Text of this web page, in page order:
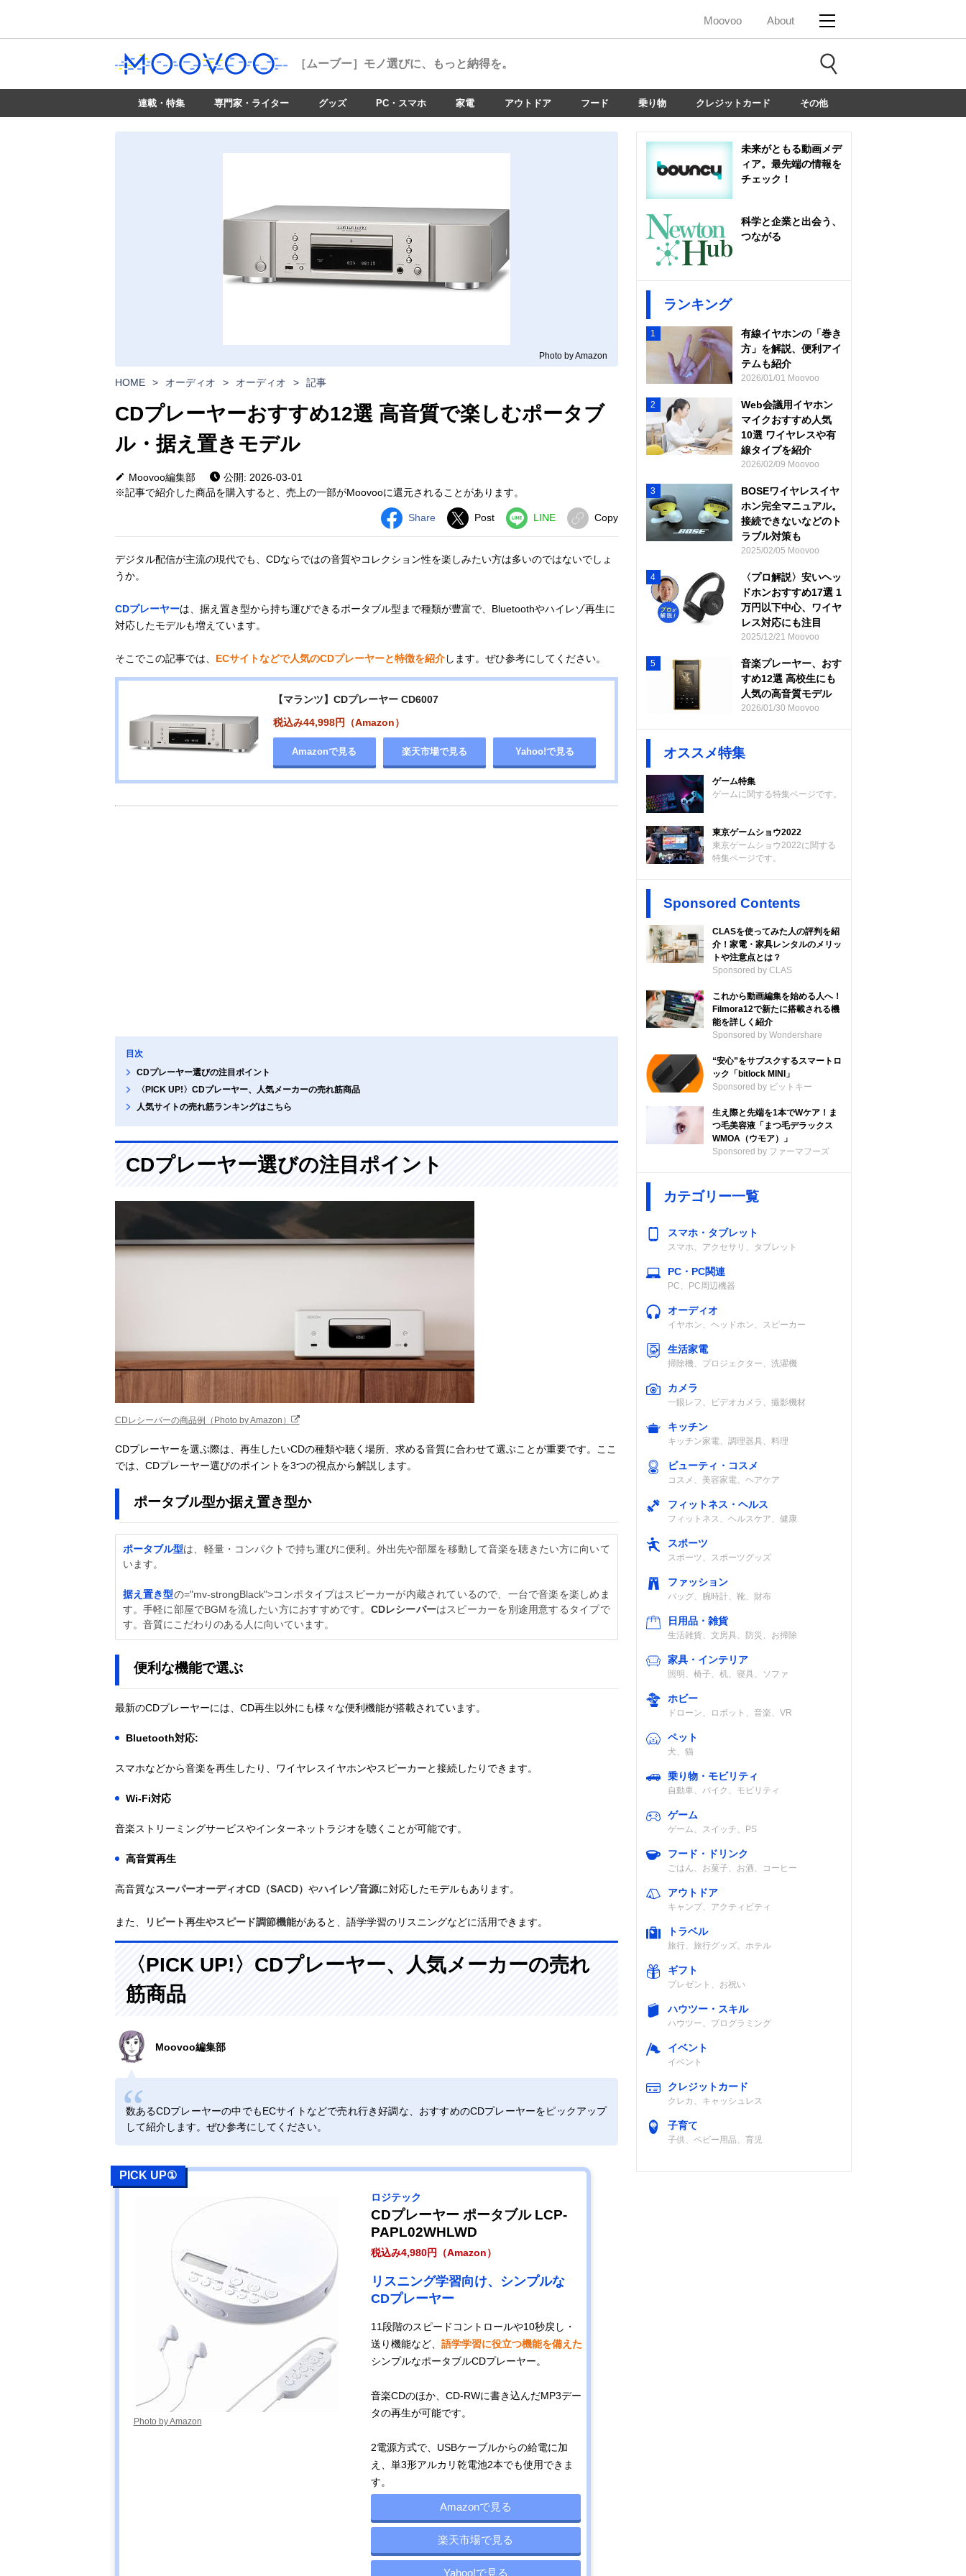
Moovoo About
［ムーブー］ モノ選びに、もっと納得を。
連載・特集 専門家・ライター グッズ PC・スマホ 家電 アウトドア フード 乗り物 クレジットカード その他
Photo by Amazon
HOME > オーディオ > オーディオ > 記事
CDプレーヤーおすすめ12選 高音質で楽しむポータブ
ル・据え置きモデル
Moovoo編集部
公開: 2026-03-01
※記事で紹介した商品を購入すると、売上の一部がMoovooに還元されることがあります。
Share Post LINE Copy
デジタル配信が主流の現代でも、CDならではの音質やコレクション性を楽しみたい方は多いのではないでしょ
うか。
CDプレーヤーは、据え置き型から持ち運びできるポータブル型まで種類が豊富で、Bluetoothやハイレゾ再生に
対応したモデルも増えています。
そこでこの記事では、 ECサイトなどで人気のCDプレーヤーと特徴を紹介します。ぜひ参考にしてください。
【マランツ】CDプレーヤー CD6007
税込み44,998円（Amazon）
Amazonで見る 楽天市場で見る Yahoo!で見る
目次
CDプレーヤー選びの注目ポイント
〈PICK UP!〉CDプレーヤー、人気メーカーの売れ筋商品
人気サイトの売れ筋ランキングはこちら
CDプレーヤー選びの注目ポイント
CDレシーバーの商品例（Photo by Amazon）
CDプレーヤーを選ぶ際は、再生したいCDの種類や聴く場所、求める音質に合わせて選ぶことが重要です。ここ
では、CDプレーヤー選びのポイントを3つの視点から解説します。
ポータブル型か据え置き型か
ポータブル型は、軽量・コンパクトで持ち運びに便利。外出先や部屋を移動して音楽を聴きたい方に向いて
います。
据え置き型の="mv-strongBlack">コンポタイプはスピーカーが内蔵されているので、一台で音楽を楽しめま
す。手軽に部屋でBGMを流したい方におすすめです。 CDレシーバーはスピーカーを別途用意するタイプで
す。音質にこだわりのある人に向いています。
便利な機能で選ぶ
最新のCDプレーヤーには、CD再生以外にも様々な便利機能が搭載されています。
Bluetooth対応:
スマホなどから音楽を再生したり、ワイヤレスイヤホンやスピーカーと接続したりできます。
Wi-Fi対応
音楽ストリーミングサービスやインターネットラジオを聴くことが可能です。
高音質再生
高音質なスーパーオーディオCD（SACD） やハイレゾ音源に対応したモデルもあります。
また、 リピート再生やスピード調節機能があると、語学学習のリスニングなどに活用できます。
〈PICK UP!〉CDプレーヤー、人気メーカーの売れ
筋商品
Moovoo編集部
数あるCDプレーヤーの中でもECサイトなどで売れ行き好調な、おすすめのCDプレーヤーをピックアップ
して紹介します。ぜひ参考にしてください。
PICK UP①
Photo by Amazon
ロジテック
CDプレーヤー ポータブル LCP-
PAPL02WHLWD
税込み4,980円（Amazon）
リスニング学習向け、シンプルな
CDプレーヤー
11段階のスピードコントロールや10秒戻し・
送り機能など、 語学学習に役立つ機能を備えた
シンプルなポータブルCDプレーヤー。
音楽CDのほか、CD-RWに書き込んだMP3デー
タの再生が可能です。
2電源方式で、USBケーブルからの給電に加
え、単3形アルカリ乾電池2本でも使用できま
す。
Amazonで見る
楽天市場で見る
Yahoo!で見る
未来がともる動画メデ
ィア。最先端の情報を
チェック！
科学と企業と出会う、
つながる
ランキング
1
有線イヤホンの「巻き
方」を解説、便利アイ
テムも紹介
2026/01/01 Moovoo
2
Web会議用イヤホン
マイクおすすめ人気
10選 ワイヤレスや有
線タイプを紹介
2026/02/09 Moovoo
3
BOSEワイヤレスイヤ
ホン完全マニュアル。
接続できないなどのト
ラブル対策も
2025/02/05 Moovoo
4
〈プロ解説〉安いヘッ
ドホンおすすめ17選 1
万円以下中心、ワイヤ
レス対応にも注目
2025/12/21 Moovoo
5
音楽プレーヤー、おす
すめ12選 高校生にも
人気の高音質モデル
2026/01/30 Moovoo
オススメ特集
ゲーム特集
ゲームに関する特集ページです。
東京ゲームショウ2022
東京ゲームショウ2022に関する
特集ページです。
Sponsored Contents
CLASを使ってみた人の評判を紹
介！家電・家具レンタルのメリッ
トや注意点とは？
Sponsored by CLAS
これから動画編集を始める人へ！
Filmora12で新たに搭載される機
能を詳しく紹介
Sponsored by Wondershare
“安心”をサブスクするスマートロ
ック「bitlock MINI」
Sponsored by ビットキー
生え際と先端を1本でWケア！ま
つ毛美容液「まつ毛デラックス
WMOA（ウモア）」
Sponsored by ファーマフーズ
カテゴリー一覧
スマホ・タブレット
スマホ、アクセサリ、タブレット
PC・PC関連
PC、PC周辺機器
オーディオ
イヤホン、ヘッドホン、スピーカー
生活家電
掃除機、プロジェクター、洗濯機
カメラ
一眼レフ、ビデオカメラ、撮影機材
キッチン
キッチン家電、調理器具、料理
ビューティ・コスメ
コスメ、美容家電、ヘアケア
フィットネス・ヘルス
フィットネス、ヘルスケア、健康
スポーツ
スポーツ、スポーツグッズ
ファッション
バッグ、腕時計、靴、財布
日用品・雑貨
生活雑貨、文房具、防災、お掃除
家具・インテリア
照明、椅子、机、寝具、ソファ
ホビー
ドローン、ロボット、音楽、VR
ペット
犬、猫
乗り物・モビリティ
自動車、バイク、モビリティ
ゲーム
ゲーム、スイッチ、PS
フード・ドリンク
ごはん、お菓子、お酒、コーヒー
アウトドア
キャンプ、アクティビティ
トラベル
旅行、旅行グッズ、ホテル
ギフト
プレゼント、お祝い
ハウツー・スキル
ハウツー、プログラミング
イベント
イベント
クレジットカード
クレカ、キャッシュレス
子育て
子供、ベビー用品、育児